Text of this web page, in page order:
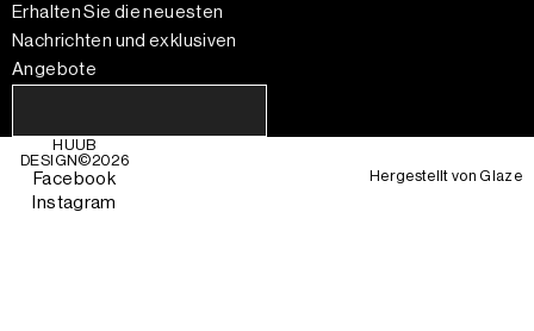
Erhalten Sie die neuesten
Nachrichten und exklusiven
Angebote
HUUB
DESIGN©2026
Facebook
Instagram
Hergestellt vonGlaze